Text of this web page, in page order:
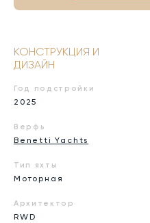
КОНСТРУКЦИЯ И
ДИЗАЙН
Год подстройки
2025
Верфь
Benetti Yachts
Тип яхты
Моторная
Архитектор
RWD